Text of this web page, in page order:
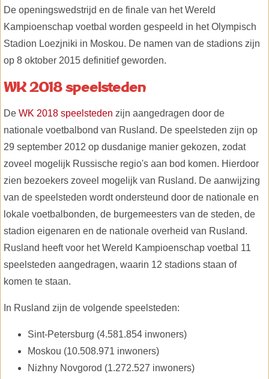
De openingswedstrijd en de finale van het Wereld
Kampioenschap voetbal worden gespeeld in het Olympisch
Stadion Loezjniki in Moskou. De namen van de stadions zijn
op 8 oktober 2015 definitief geworden.
WK 2018 speelsteden
De WK 2018 speelsteden zijn aangedragen door de
nationale voetbalbond van Rusland. De speelsteden zijn op
29 september 2012 op dusdanige manier gekozen, zodat
zoveel mogelijk Russische regio's aan bod komen. Hierdoor
zien bezoekers zoveel mogelijk van Rusland. De aanwijzing
van de speelsteden wordt ondersteund door de nationale en
lokale voetbalbonden, de burgemeesters van de steden, de
stadion eigenaren en de nationale overheid van Rusland.
Rusland heeft voor het Wereld Kampioenschap voetbal 11
speelsteden aangedragen, waarin 12 stadions staan of
komen te staan.
In Rusland zijn de volgende speelsteden:
Sint-Petersburg (4.581.854 inwoners)
Moskou (10.508.971 inwoners)
Nizhny Novgorod (1.272.527 inwoners)